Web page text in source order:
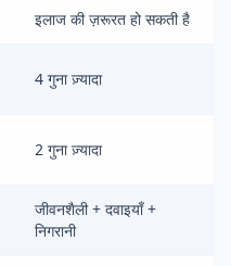
इलाज की ज़रूरत हो सकती है
4 गुना ज़्यादा
2 गुना ज़्यादा
जीवनशैली + दवाइयाँ +
निगरानी